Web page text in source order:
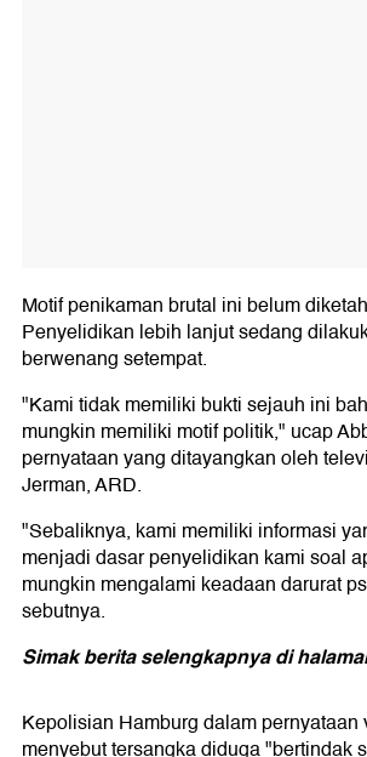
Motif penikaman brutal ini belum
Penyelidikan lebih lanjut sedang
berwenang setempat.
"Kami tidak memiliki bukti sejauh ini
mungkin memiliki motif politik," ucap
pernyataan yang ditayangkan oleh
Jerman, ARD.
"Sebaliknya, kami memiliki informasi
menjadi dasar penyelidikan kami soal
mungkin mengalami keadaan darurat
sebutnya.
Simak berita selengkapnya di
Kepolisian Hamburg dalam
menyebut tersangka diduga "bertindak